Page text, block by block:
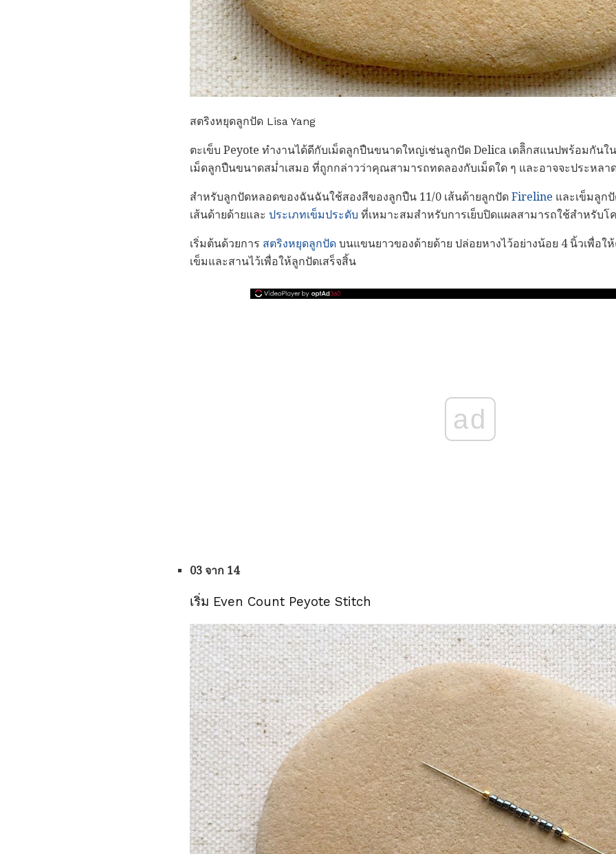
สตริงหยุดลูกปัด Lisa Yang
ตะเข็บ Peyote ทำงานได้ดีกับเม็ดลูกปืนขนาดใหญ่เช่นลูกปัด Delica เดลิิกสแนปพร้อมกันใ
เม็ดลูกปืนขนาดสม่ำเสมอ ที่ถูกกล่าวว่าคุณสามารถทดลองกับเม็ดใด ๆ และอาจจะประหลา
สำหรับลูกปัดหลอดของฉันฉันใช้สองสีของลูกปืน 11/0 เส้นด้ายลูกปัด Fireline และเข็มลูก
เส้นด้ายด้ายและ ประเภทเข็มประดับ ที่เหมาะสมสำหรับการเย็บปิดแผลสามารถใช้สำหรับโ
เริ่มต้นด้วยการ สตริงหยุดลูกปัด บนแขนยาวของด้ายด้าย ปล่อยหางไว้อย่างน้อย 4 นิ้วเพื่อใ
เข็มและสานไว้เพื่อให้ลูกปัดเสร็จสิ้น
ad
03 จาก 14
เริ่ม Even Count Peyote Stitch